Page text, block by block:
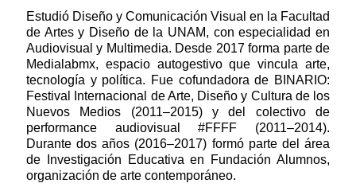
Estudió Diseño y Comunicación Visual en la Facultad
de Artes y Diseño de la UNAM, con especialidad en
Audiovisual y Multimedia. Desde 2017 forma parte de
Medialabmx, espacio autogestivo que vincula arte,
tecnología y política. Fue cofundadora de BINARIO:
Festival Internacional de Arte, Diseño y Cultura de los
Nuevos Medios (2011–2015) y del colectivo de
performance audiovisual #FFFF (2011–2014).
Durante dos años (2016–2017) formó parte del área
de Investigación Educativa en Fundación Alumnos,
organización de arte contemporáneo.